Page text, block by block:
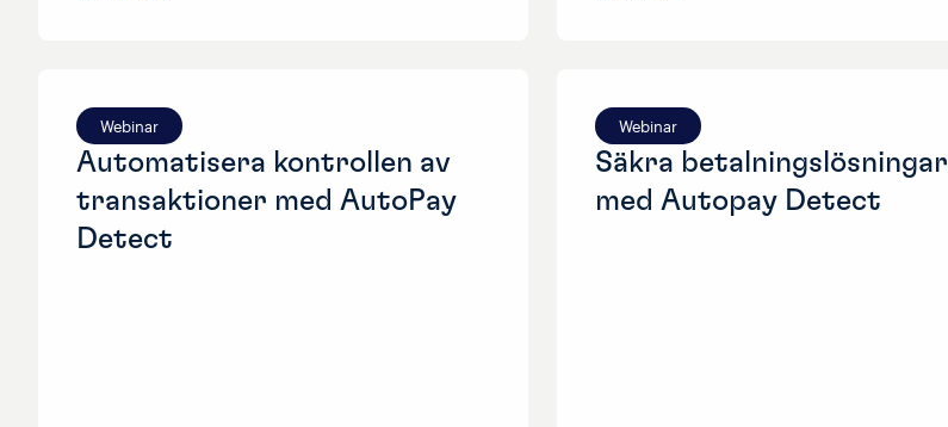
Webinar
Automatisera kontrollen av
transaktioner med AutoPay
Detect
Webinar
Säkra betalningslösningar
med Autopay Detect